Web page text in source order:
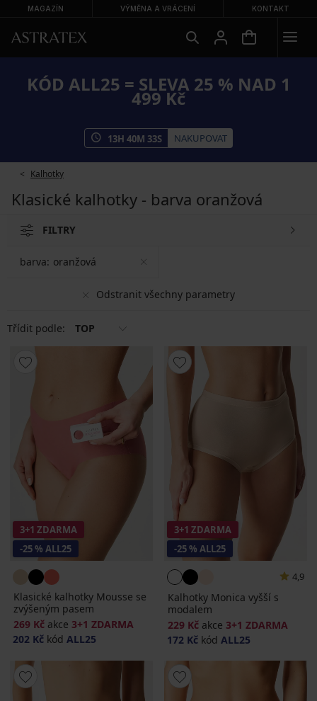
MAGAZÍN VÝMĚNA A VRÁCENÍ KONTAKT
KÓD ALL25 = SLEVA 25 % NAD 1
499 Kč
13H 40M 33S NAKUPOVAT
Kalhotky
Klasické kalhotky - barva oranžová
FILTRY
Odstranit všechny parametry
barva: oranžová
Třídit podle: TOP
3+1 ZDARMA
-25 % ALL25
Klasické kalhotky Mousse se
zvýšeným pasem
269 Kč akce 3+1 ZDARMA
202 Kč kód ALL25
3+1 ZDARMA
-25 % ALL25
4,9
Kalhotky Monica vyšší s
modalem
229 Kč akce 3+1 ZDARMA
172 Kč kód ALL25